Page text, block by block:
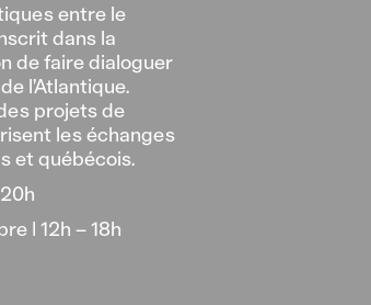
entre le
dans la
de faire dialoguer
l’Atlantique.
projets de
les échanges
et québécois.
| 12h – 18h